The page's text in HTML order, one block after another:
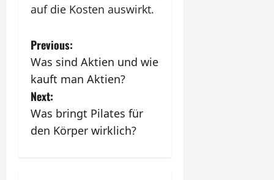
auf die Kosten auswirkt.
P
o
s
t
Previous:
Was sind Aktien und wie
kauft man Aktien?
Next:
Was bringt Pilates für
den Körper wirklich?